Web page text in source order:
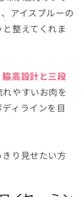
アイスブルーの
整えてくれま
脇高設計と三段
やすいお肉を
ィラインを目
り見せたい方